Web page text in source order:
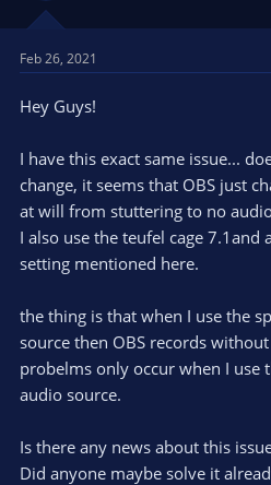
Feb 26, 2021
Hey Guys!
I have this exact same issue...
change, it seems that OBS just
at will from stuttering to no
I also use the teufel cage 7.1and
setting mentioned here.
the thing is that when I use the
source then OBS records
probelms only occur when I use
audio source.
Is there any news about this
Did anyone maybe solve it